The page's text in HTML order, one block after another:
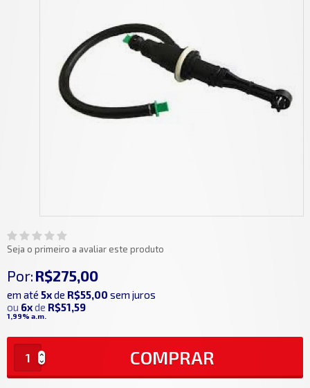
Seja o primeiro a avaliar este produto
Por: R$275,00
em até 5xde R$55,00 sem juros
ou 6xde R$51,59
1,99% a.m.
COMPRAR